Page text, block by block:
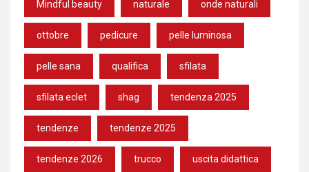
Mindful beauty naturale onde naturali
ottobre pedicure pelle luminosa
pelle sana qualifica sfilata
sfilata eclet shag tendenza 2025
tendenze tendenze 2025
tendenze 2026 trucco uscita didattica